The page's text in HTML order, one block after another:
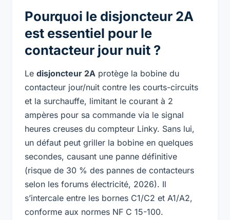
Pourquoi le disjoncteur 2A
est essentiel pour le
contacteur jour nuit ?
Le disjoncteur 2A protège la bobine du
contacteur jour/nuit contre les courts-circuits
et la surchauffe, limitant le courant à 2
ampères pour sa commande via le signal
heures creuses du compteur Linky. Sans lui,
un défaut peut griller la bobine en quelques
secondes, causant une panne définitive
(risque de 30 % des pannes de contacteurs
selon les forums électricité, 2026). Il
s’intercale entre les bornes C1/C2 et A1/A2,
conforme aux normes NF C 15-100.